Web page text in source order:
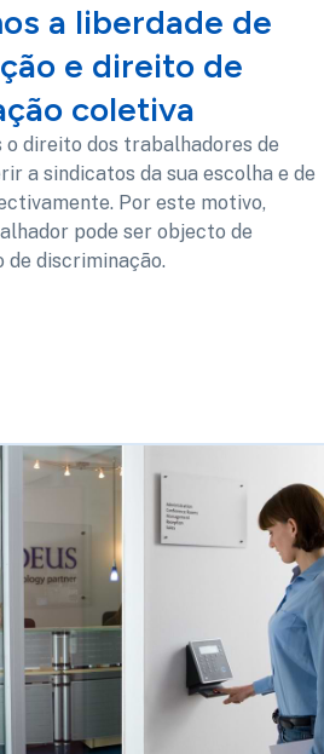
a liberdade de
e direito de
coletiva
o direito dos trabalhadores de
a sindicatos da sua escolha e de
Por este motivo,
pode ser objecto de
de discriminação.